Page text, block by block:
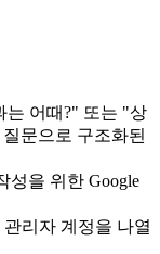
는 어때?" 또는 "상
문으로 구조화된
성을 위한 Google
리자 계정을 나열